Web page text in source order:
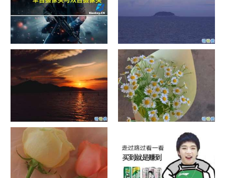
单目摄像头与双目摄像头
晚安励志语录带图片 晚安心语
励志鸡汤
日出文案温柔句子 看日出的微
信说说配图
晒风景照的唯美说说配图 适合
发风景的朋友圈文案